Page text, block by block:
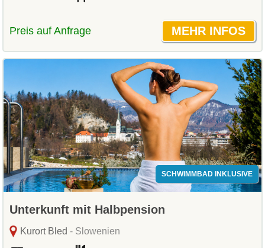
Preis auf Anfrage
SCHWIMMBAD INKLUSIVE
Unterkunft mit Halbpension
Kurort Bled - Slowenien